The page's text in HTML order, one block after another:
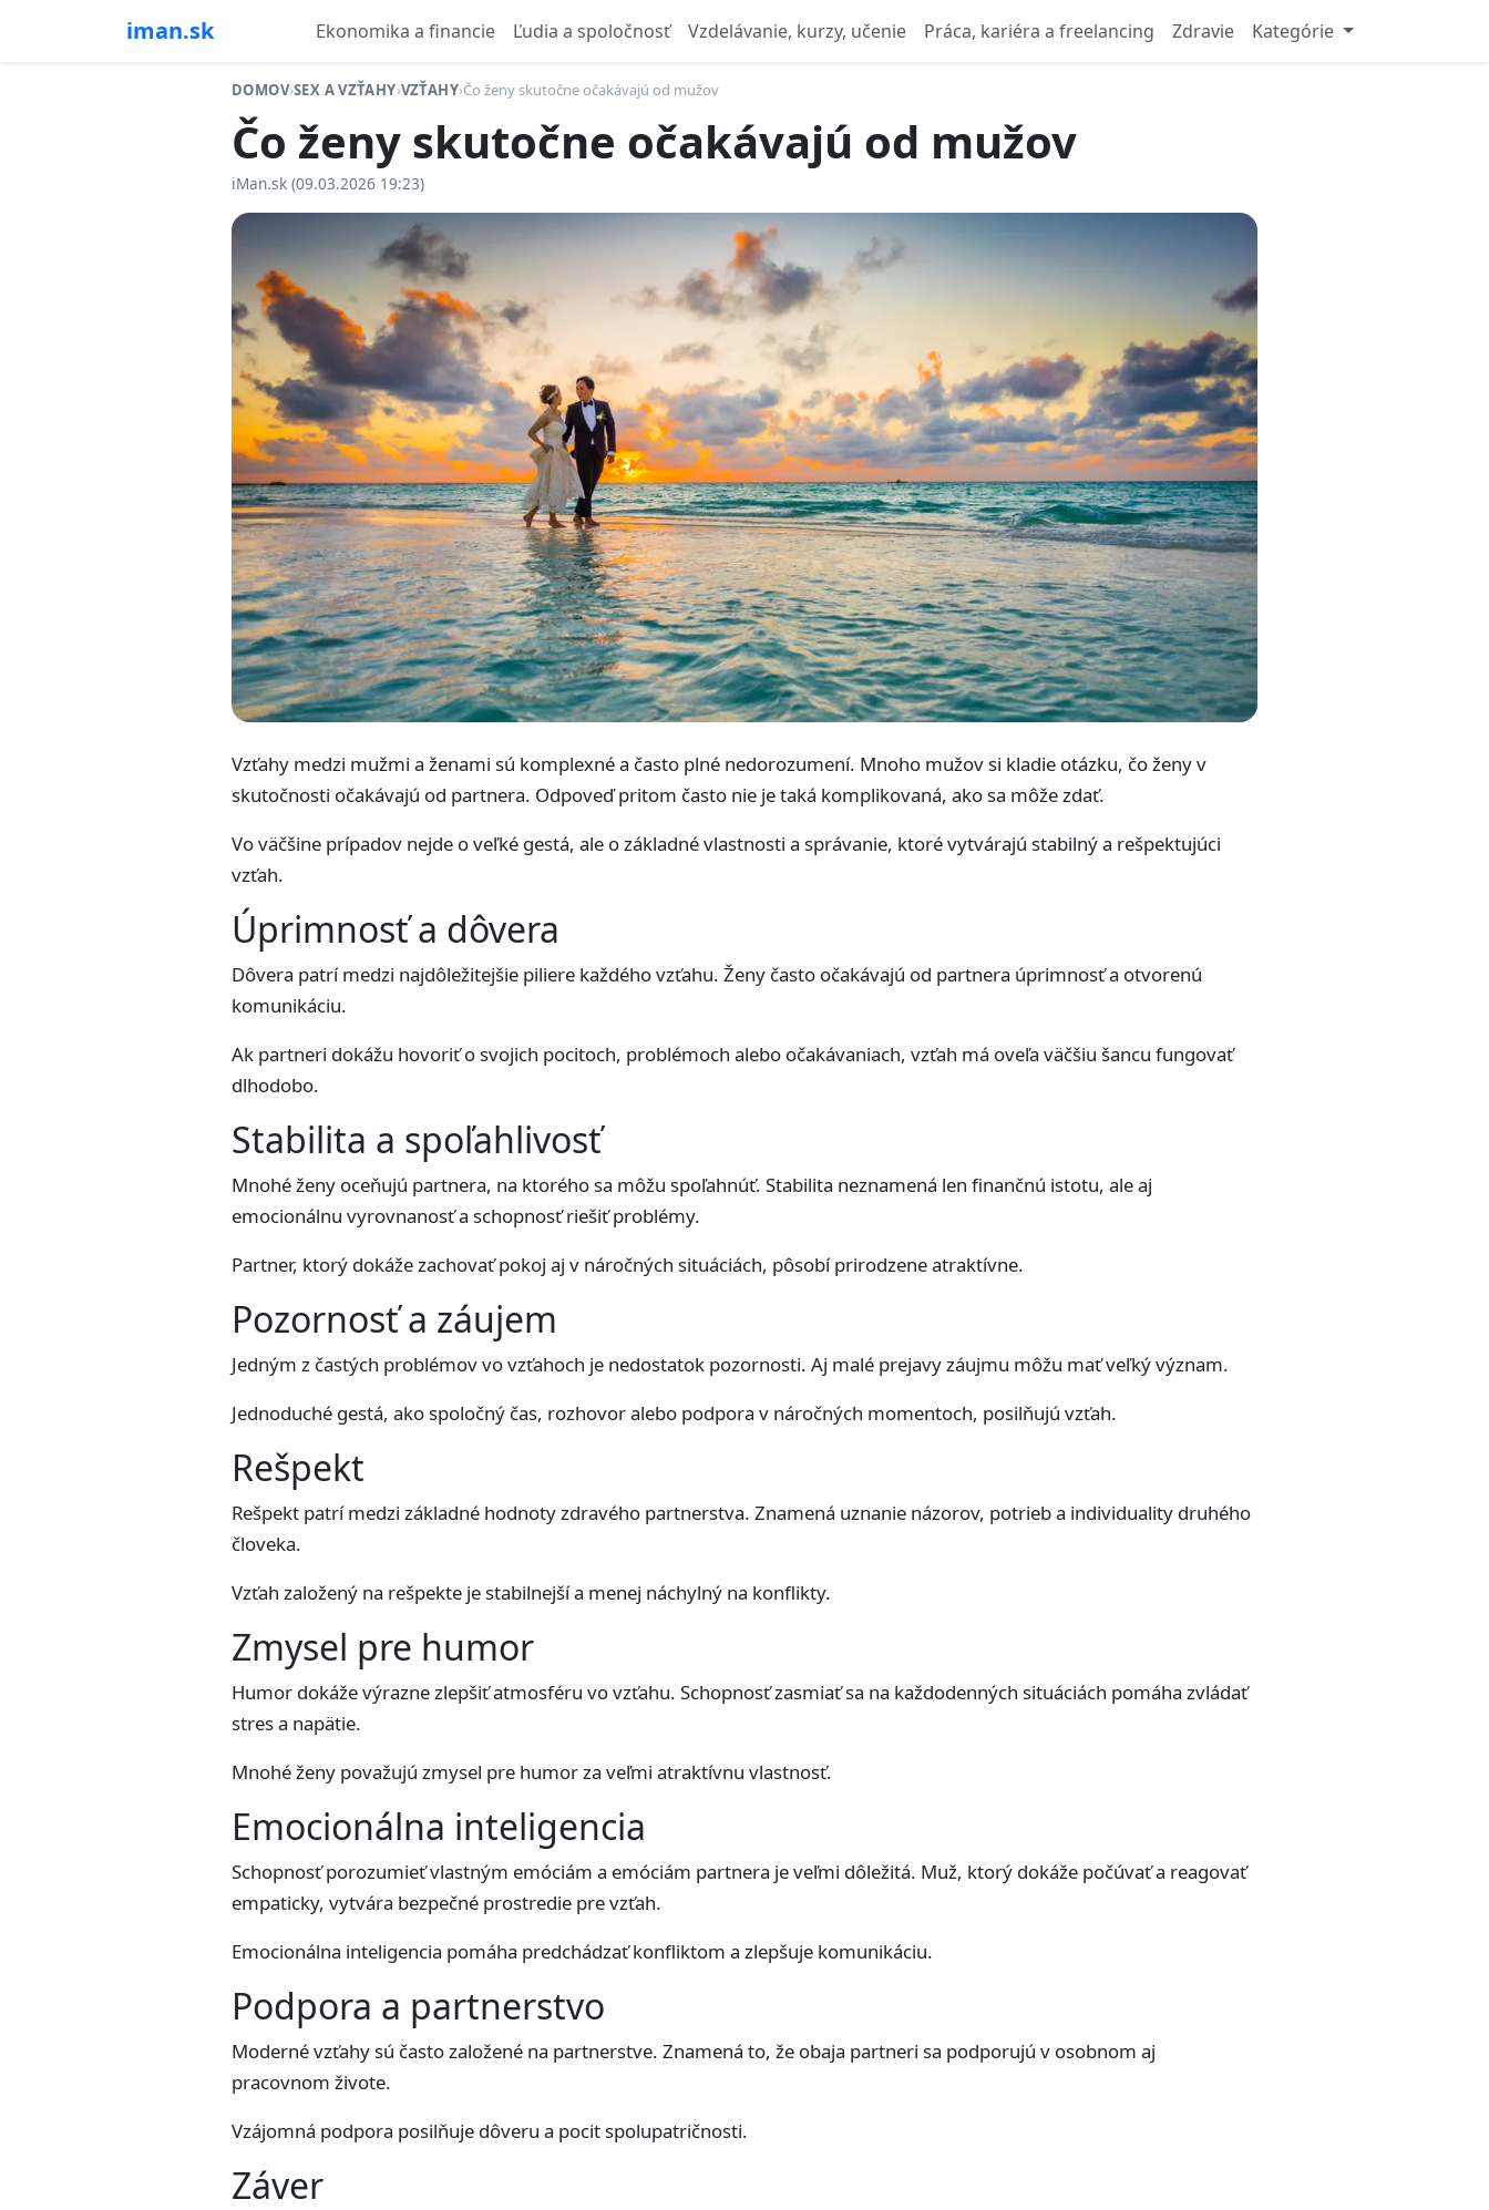
iman.sk Ekonomika a financie Ľudia a spoločnosť Vzdelávanie, kurzy, učenie Práca, kariéra a freelancing Zdravie Kategórie
DOMOV›SEX A VZŤAHY›VZŤAHY›Čo ženy skutočne očakávajú od mužov
Čo ženy skutočne očakávajú od mužov
iMan.sk (09.03.2026 19:23)
Vzťahy medzi mužmi a ženami sú komplexné a často plné nedorozumení. Mnoho mužov si kladie otázku, čo ženy v
skutočnosti očakávajú od partnera. Odpoveď pritom často nie je taká komplikovaná, ako sa môže zdať.
Vo väčšine prípadov nejde o veľké gestá, ale o základné vlastnosti a správanie, ktoré vytvárajú stabilný a rešpektujúci
vzťah.
Úprimnosť a dôvera
Dôvera patrí medzi najdôležitejšie piliere každého vzťahu. Ženy často očakávajú od partnera úprimnosť a otvorenú
komunikáciu.
Ak partneri dokážu hovoriť o svojich pocitoch, problémoch alebo očakávaniach, vzťah má oveľa väčšiu šancu fungovať
dlhodobo.
Stabilita a spoľahlivosť
Mnohé ženy oceňujú partnera, na ktorého sa môžu spoľahnúť. Stabilita neznamená len finančnú istotu, ale aj
emocionálnu vyrovnanosť a schopnosť riešiť problémy.
Partner, ktorý dokáže zachovať pokoj aj v náročných situáciách, pôsobí prirodzene atraktívne.
Pozornosť a záujem
Jedným z častých problémov vo vzťahoch je nedostatok pozornosti. Aj malé prejavy záujmu môžu mať veľký význam.
Jednoduché gestá, ako spoločný čas, rozhovor alebo podpora v náročných momentoch, posilňujú vzťah.
Rešpekt
Rešpekt patrí medzi základné hodnoty zdravého partnerstva. Znamená uznanie názorov, potrieb a individuality druhého
človeka.
Vzťah založený na rešpekte je stabilnejší a menej náchylný na konflikty.
Zmysel pre humor
Humor dokáže výrazne zlepšiť atmosféru vo vzťahu. Schopnosť zasmiať sa na každodenných situáciách pomáha zvládať
stres a napätie.
Mnohé ženy považujú zmysel pre humor za veľmi atraktívnu vlastnosť.
Emocionálna inteligencia
Schopnosť porozumieť vlastným emóciám a emóciám partnera je veľmi dôležitá. Muž, ktorý dokáže počúvať a reagovať
empaticky, vytvára bezpečné prostredie pre vzťah.
Emocionálna inteligencia pomáha predchádzať konfliktom a zlepšuje komunikáciu.
Podpora a partnerstvo
Moderné vzťahy sú často založené na partnerstve. Znamená to, že obaja partneri sa podporujú v osobnom aj
pracovnom živote.
Vzájomná podpora posilňuje dôveru a pocit spolupatričnosti.
Záver